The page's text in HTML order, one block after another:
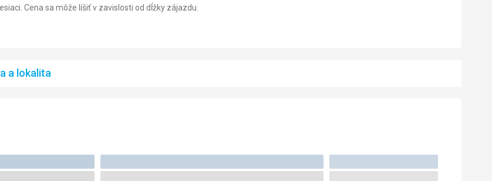
Cena sa môže líšiť v zavislosti od dĺžky zájazdu.
a lokalita